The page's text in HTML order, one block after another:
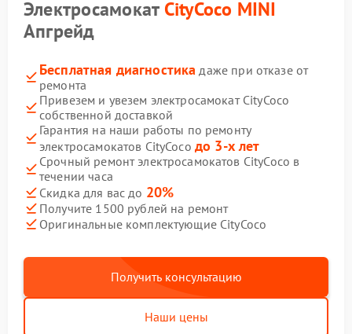
Электросамокат CityCoco MINI
Апгрейд
Бесплатная диагностика даже при отказе от
ремонта
Привезем и увезем электросамокат CityCoco
собственной доставкой
Гарантия на наши работы по ремонту
электросамокатов CityCoco до 3-х лет
Срочный ремонт электросамокатов CityCoco в
течении часа
Скидка для вас до 20%
Получите 1500 рублей на ремонт
Оригинальные комплектующие CityCoco
Получить консультацию
Наши цены